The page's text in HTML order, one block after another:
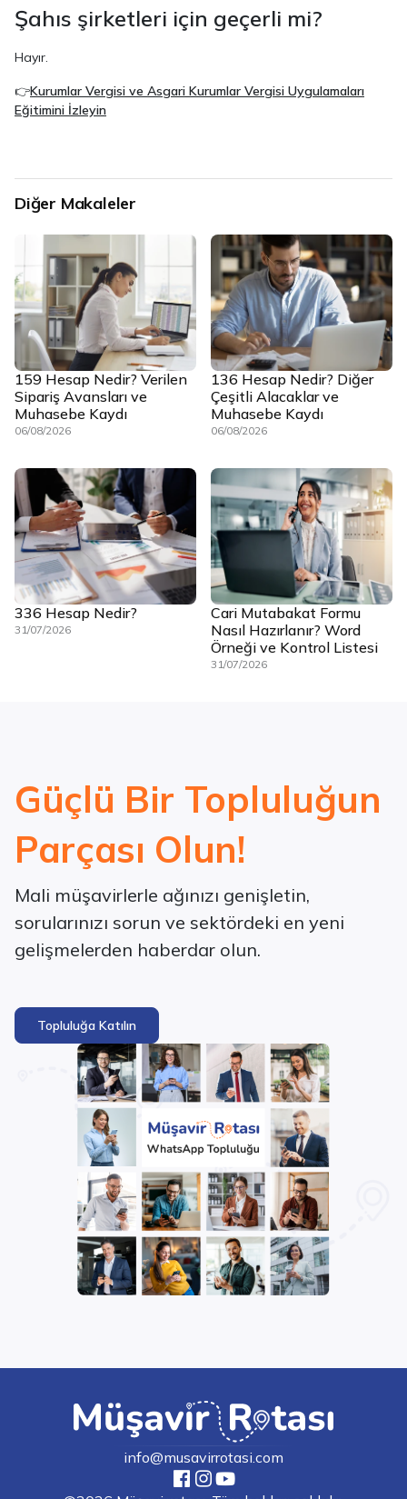
Şahıs şirketleri için geçerli mi?
Hayır.
👉Kurumlar Vergisi ve Asgari Kurumlar Vergisi Uygulamaları
Eğitimini İzleyin
Diğer Makaleler
159 Hesap Nedir? Verilen
Sipariş Avansları ve
Muhasebe Kaydı
06/08/2026
136 Hesap Nedir? Diğer
Çeşitli Alacaklar ve
Muhasebe Kaydı
06/08/2026
336 Hesap Nedir?
31/07/2026
Cari Mutabakat Formu
Nasıl Hazırlanır? Word
Örneği ve Kontrol Listesi
31/07/2026
Güçlü Bir Topluluğun
Parçası Olun!
Mali müşavirlerle ağınızı genişletin,
sorularınızı sorun ve sektördeki en yeni
gelişmelerden haberdar olun.
Topluluğa Katılın
info@musavirrotasi.com